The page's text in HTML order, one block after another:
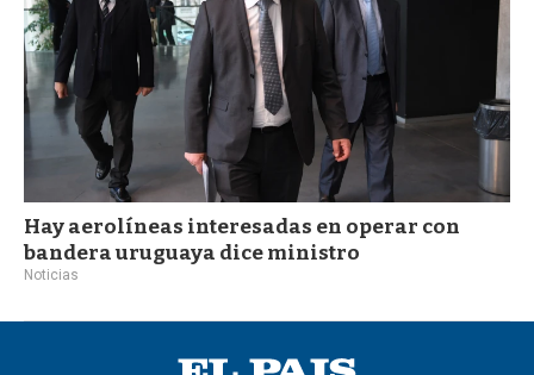
Hay aerolíneas interesadas en operar con
bandera uruguaya dice ministro
Noticias